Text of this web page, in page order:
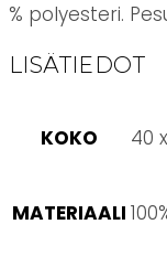
% polyesteri.
LISÄTIEDOT
KOKO 40
MATERIAALI